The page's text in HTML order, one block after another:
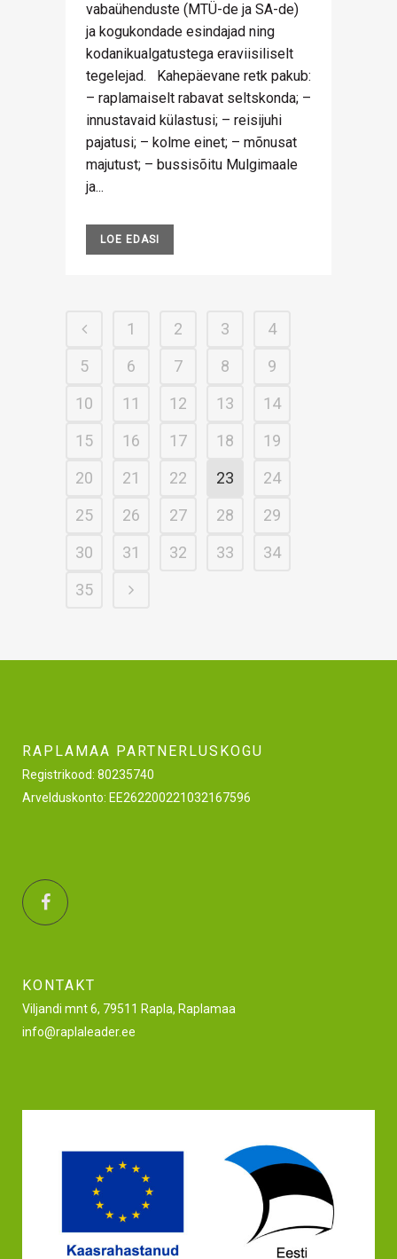
vabaühenduste (MTÜ-de ja SA-de)
ja kogukondade esindajad ning
kodanikualgatustega eraviisiliselt
tegelejad. Kahepäevane retk pakub:
– raplamaiselt rabavat seltskonda; –
innustavaid külastusi; – reisijuhi
pajatusi; – kolme einet; – mõnusat
majutust; – bussisõitu Mulgimaale
ja...
LOE EDASI
1 2 3
4
5
6 7 8
9
10
11 12 13
14
15
16 17 18
19
20
21 22 23
24
25
26 27 28
29
30
31 32 33
34
35
RAPLAMAA PARTNERLUSKOGU
Registrikood: 80235740
Arvelduskonto: EE262200221032167596
KONTAKT
Viljandi mnt 6, 79511 Rapla, Raplamaa
info@raplaleader.ee